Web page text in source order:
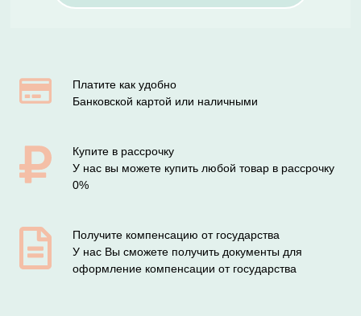
Платите как удобно
Банковской картой или наличными
Купите в рассрочку
У нас вы можете купить любой товар в рассрочку
0%
Получите компенсацию от государства
У нас Вы сможете получить документы для
оформление компенсации от государства